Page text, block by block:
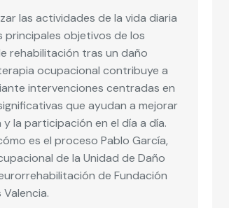
las actividades de la vida diaria
principales objetivos de los
rehabilitación tras un daño
ocupacional contribuye a
intervenciones centradas en
que ayudan a mejorar
la participación en el día a día.
es el proceso Pablo García,
de la Unidad de Daño
de Fundación